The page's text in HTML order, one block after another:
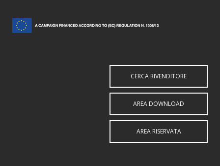
CERCA RIVENDITORE
AREA DOWNLOAD
AREA RISERVATA